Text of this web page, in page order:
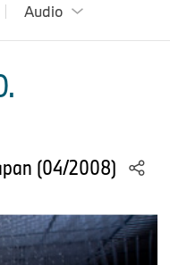
Audio
(04/2008)